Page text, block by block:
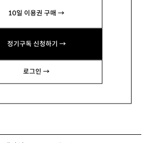
10일 이용권 구매 →
정기구독 신청하기 →
로그인 →